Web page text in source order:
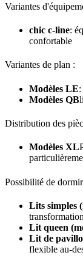
Variantes
chic c-line:
confortable
Variantes de plan :
Modèles LE
Modèles QB
Distribution des
Modèles XL
Possibilité de
Lits simples
Lit queen
Lit de
flexible au-